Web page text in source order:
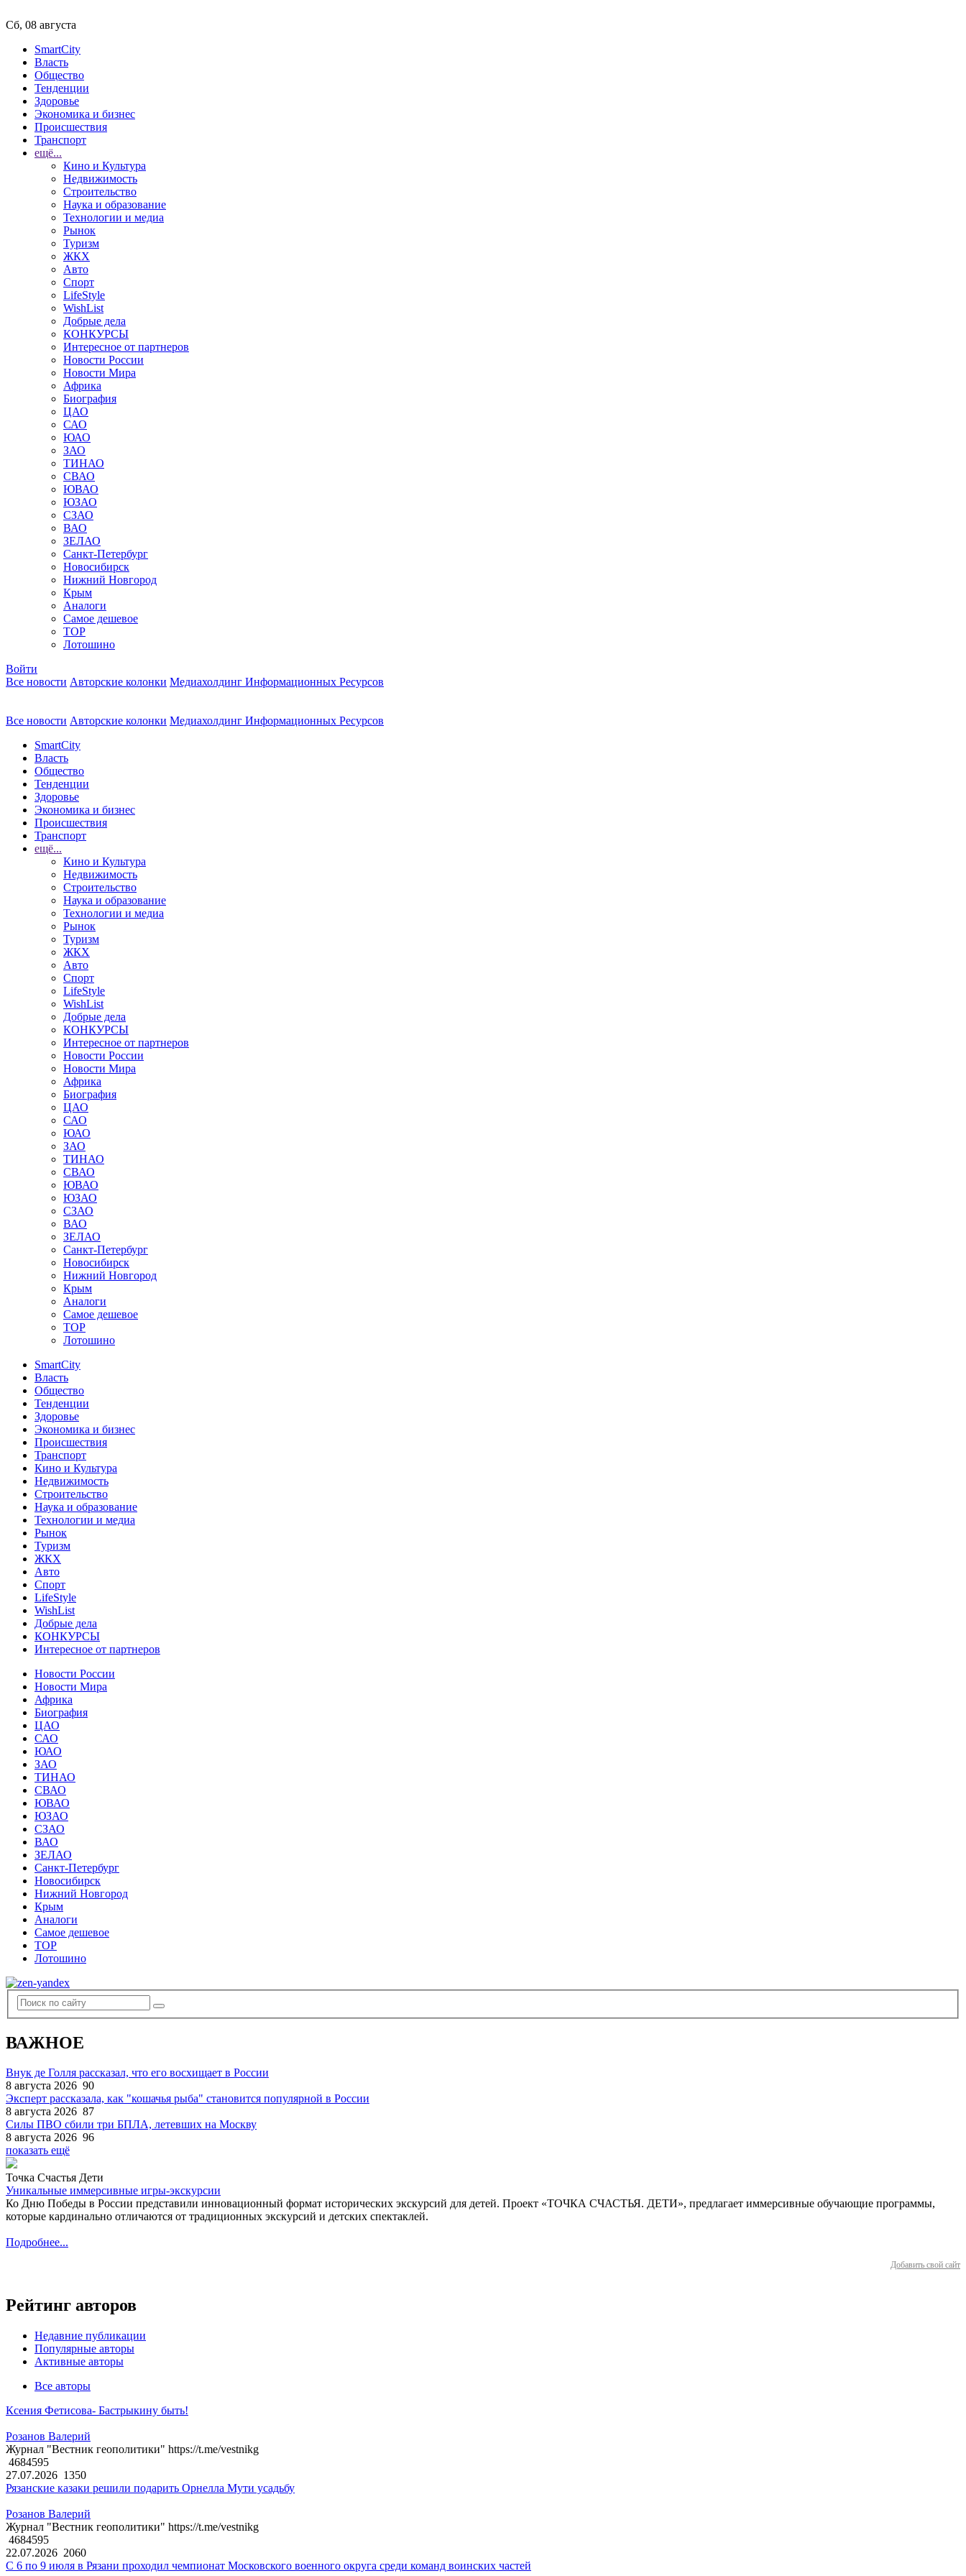
Сб, 08 августа
SmartCity
Власть
Общество
Тенденции
Здоровье
Экономика и бизнес
Происшествия
Транспорт
ещё...
Кино и Культура
Недвижимость
Строительство
Наука и образование
Технологии и медиа
Рынок
Туризм
ЖКХ
Авто
Спорт
LifeStyle
WishList
Добрые дела
КОНКУРСЫ
Интересное от партнеров
Новости России
Новости Мира
Африка
Биография
ЦАО
САО
ЮАО
ЗАО
ТИНАО
СВАО
ЮВАО
ЮЗАО
СЗАО
ВАО
ЗЕЛАО
Санкт-Петербург
Новосибирск
Нижний Новгород
Крым
Аналоги
Самое дешевое
TOP
Лотошино
Войти
Все новости Авторские колонки Медиахолдинг Информационных Ресурсов
Все новости Авторские колонки Медиахолдинг Информационных Ресурсов
SmartCity
Власть
Общество
Тенденции
Здоровье
Экономика и бизнес
Происшествия
Транспорт
ещё...
Кино и Культура
Недвижимость
Строительство
Наука и образование
Технологии и медиа
Рынок
Туризм
ЖКХ
Авто
Спорт
LifeStyle
WishList
Добрые дела
КОНКУРСЫ
Интересное от партнеров
Новости России
Новости Мира
Африка
Биография
ЦАО
САО
ЮАО
ЗАО
ТИНАО
СВАО
ЮВАО
ЮЗАО
СЗАО
ВАО
ЗЕЛАО
Санкт-Петербург
Новосибирск
Нижний Новгород
Крым
Аналоги
Самое дешевое
TOP
Лотошино
SmartCity
Власть
Общество
Тенденции
Здоровье
Экономика и бизнес
Происшествия
Транспорт
Кино и Культура
Недвижимость
Строительство
Наука и образование
Технологии и медиа
Рынок
Туризм
ЖКХ
Авто
Спорт
LifeStyle
WishList
Добрые дела
КОНКУРСЫ
Интересное от партнеров
Новости России
Новости Мира
Африка
Биография
ЦАО
САО
ЮАО
ЗАО
ТИНАО
СВАО
ЮВАО
ЮЗАО
СЗАО
ВАО
ЗЕЛАО
Санкт-Петербург
Новосибирск
Нижний Новгород
Крым
Аналоги
Самое дешевое
TOP
Лотошино
ВАЖНОЕ
Внук де Голля рассказал, что его восхищает в России
8 августа 2026 90
Эксперт рассказала, как "кошачья рыба" становится популярной в России
8 августа 2026 87
Силы ПВО сбили три БПЛА, летевших на Москву
8 августа 2026 96
показать ещё
Точка Счастья Дети
Уникальные иммерсивные игры-экскурсии
Ко Дню Победы в России представили инновационный формат исторических экскурсий для детей. Проект «ТОЧКА СЧАСТЬЯ. ДЕТИ», предлагает иммерсивные обучающие программы,
которые кардинально отличаются от традиционных экскурсий и детских спектаклей.
Подробнее...
Добавить свой сайт
Рейтинг авторов
Недавние публикации
Популярные авторы
Активные авторы
Все авторы
Ксения Фетисова- Бастрыкину быть!
Розанов Валерий
Журнал "Вестник геополитики" https://t.me/vestnikg
4684595
27.07.2026 1350
Рязанские казаки решили подарить Орнелла Мути усадьбу
Розанов Валерий
Журнал "Вестник геополитики" https://t.me/vestnikg
4684595
22.07.2026 2060
С 6 по 9 июля в Рязани проходил чемпионат Московского военного округа среди команд воинских частей